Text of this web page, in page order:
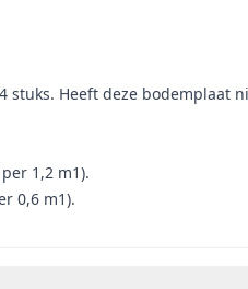
Heeft deze
1,2 m1).
0,6 m1).